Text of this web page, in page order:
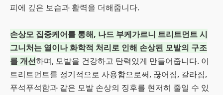
피에 깊은 보습과 활력을 더해줍니다.
손상모 집중케어를 통해, 나드 부케가르니 트리트먼트 시
그니처는 열이나 화학적 처리로 인해 손상된 모발의 구조
를 개선하며, 모발을 건강하고 탄력있게 만들어줍니다. 이
트리트먼트를 정기적으로 사용함으로써, 끊어짐, 갈라짐,
푸석푸석함과 같은 모발 손상의 징후를 현저히 줄일 수 있